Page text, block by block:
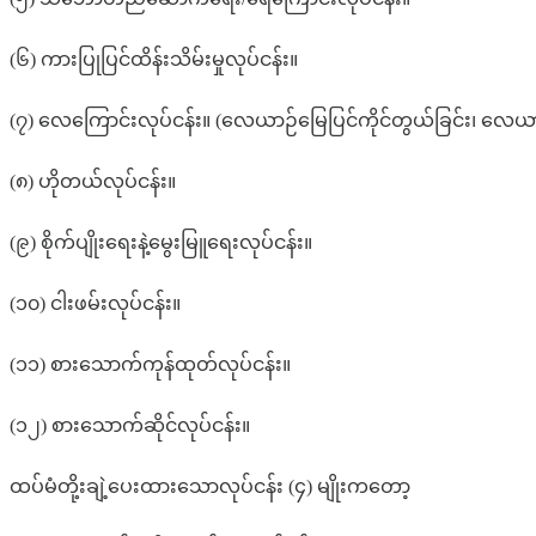
(၆) ကားပြုပြင်ထိန်းသိမ်းမှုလုပ်ငန်း။
(၇) လေကြောင်းလုပ်ငန်း။ (လေယာဉ်မြေပြင်ကိုင်တွယ်ခြင်း၊ လေယ
(၈) ဟိုတယ်လုပ်ငန်း။
(၉) စိုက်ပျိုးရေးနဲ့မွေးမြူရေးလုပ်ငန်း။
(၁၀) ငါးဖမ်းလုပ်ငန်း။
(၁၁) စားသောက်ကုန်ထုတ်လုပ်ငန်း။
(၁၂) စားသောက်ဆိုင်လုပ်ငန်း။
ထပ်မံတို့းချဲ့ပေးထားသောလုပ်ငန်း (၄) မျိုးကတော့